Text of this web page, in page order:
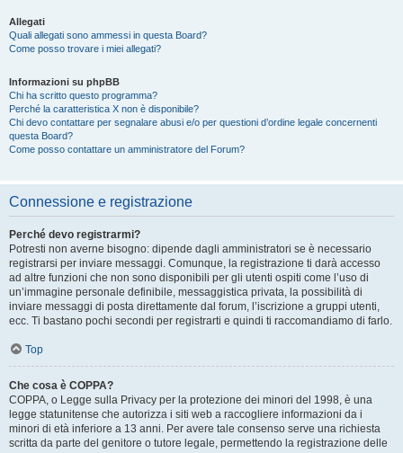
Allegati
Quali allegati sono ammessi in questa Board?
Come posso trovare i miei allegati?
Informazioni su phpBB
Chi ha scritto questo programma?
Perché la caratteristica X non è disponibile?
Chi devo contattare per segnalare abusi e/o per questioni d’ordine legale concernenti
questa Board?
Come posso contattare un amministratore del Forum?
Connessione e registrazione
Perché devo registrarmi?
Potresti non averne bisogno: dipende dagli amministratori se è necessario
registrarsi per inviare messaggi. Comunque, la registrazione ti darà accesso
ad altre funzioni che non sono disponibili per gli utenti ospiti come l’uso di
un’immagine personale definibile, messaggistica privata, la possibilità di
inviare messaggi di posta direttamente dal forum, l’iscrizione a gruppi utenti,
ecc. Ti bastano pochi secondi per registrarti e quindi ti raccomandiamo di farlo.
Top
Che cosa è COPPA?
COPPA, o Legge sulla Privacy per la protezione dei minori del 1998, è una
legge statunitense che autorizza i siti web a raccogliere informazioni da i
minori di età inferiore a 13 anni. Per avere tale consenso serve una richiesta
scritta da parte del genitore o tutore legale, permettendo la registrazione delle